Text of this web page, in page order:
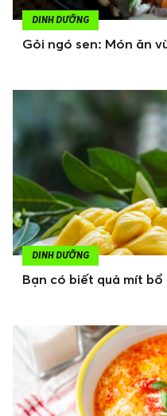
DINH DƯỠNG
Gỏi ngó sen: Món ăn
DINH DƯỠNG
Bạn có biết quả mít